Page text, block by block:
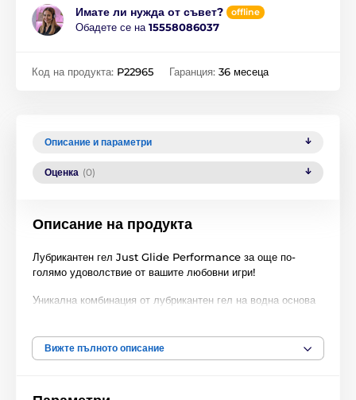
Имате ли нужда от съвет? offline
Обадете се на15558086037
Код на продукта: P22965 Гаранция: 36 месеца
Описание и параметри
Оценка (0)
Описание на продукта
Лубрикантен гел Just Glide Performance за още по-
голямо удоволствие от вашите любовни игри!
Уникална комбинация от лубрикантен гел на водна основа
Комбинираната формула оставя кожата ви приятно мека и
гладка.
Вижте пълното описание